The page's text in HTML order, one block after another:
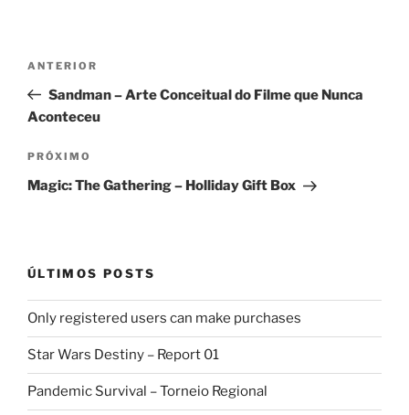
Post
Post
anterior
ANTERIOR
Sandman – Arte Conceitual do Filme que Nunca
Aconteceu
Próximo
post
PRÓXIMO
Magic: The Gathering – Holliday Gift Box
ÚLTIMOS POSTS
Only registered users can make purchases
Star Wars Destiny – Report 01
Pandemic Survival – Torneio Regional